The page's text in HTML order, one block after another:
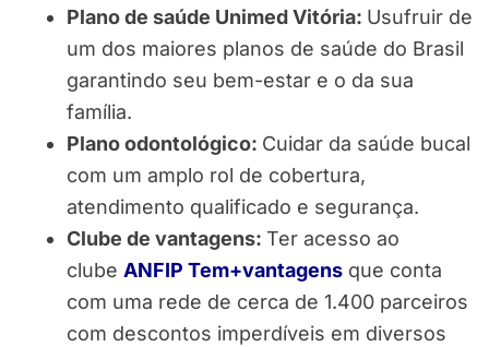
Plano de saúde Unimed Vitória: Usufruir de
um dos maiores planos de saúde do Brasil
garantindo seu bem-estar e o da sua
família.
Plano odontológico: Cuidar da saúde bucal
com um amplo rol de cobertura,
atendimento qualificado e segurança.
Clube de vantagens: Ter acesso ao
clube ANFIP Tem+vantagens que conta
com uma rede de cerca de 1.400 parceiros
com descontos imperdíveis em diversos